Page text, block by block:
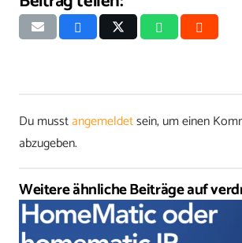
Du musstangemeldetsein, um einen
abzugeben.
Weitere ähnliche Beiträge auf